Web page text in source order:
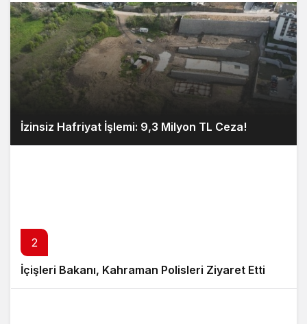
İzinsiz Hafriyat İşlemi: 9,3 Milyon TL Ceza!
2
İçişleri Bakanı, Kahraman Polisleri Ziyaret Etti